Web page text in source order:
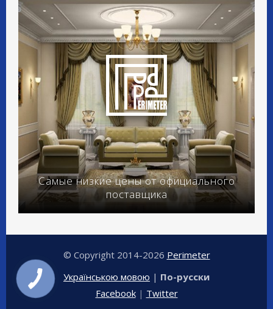
Самые низкие цены от официального
поставщика
© Copyright 2014-2026 Perimeter
Українською мовою | По-русски
Facebook| Twitter